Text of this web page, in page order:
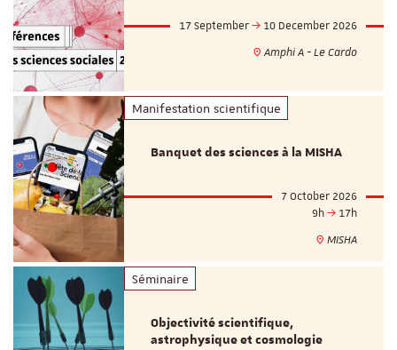
17 September
10 December 2026
Amphi A - Le Cardo
Manifestation scientifique
Banquet des sciences à la MISHA
7 October 2026
9h
17h
MISHA
Séminaire
Objectivité scientifique,
astrophysique et cosmologie